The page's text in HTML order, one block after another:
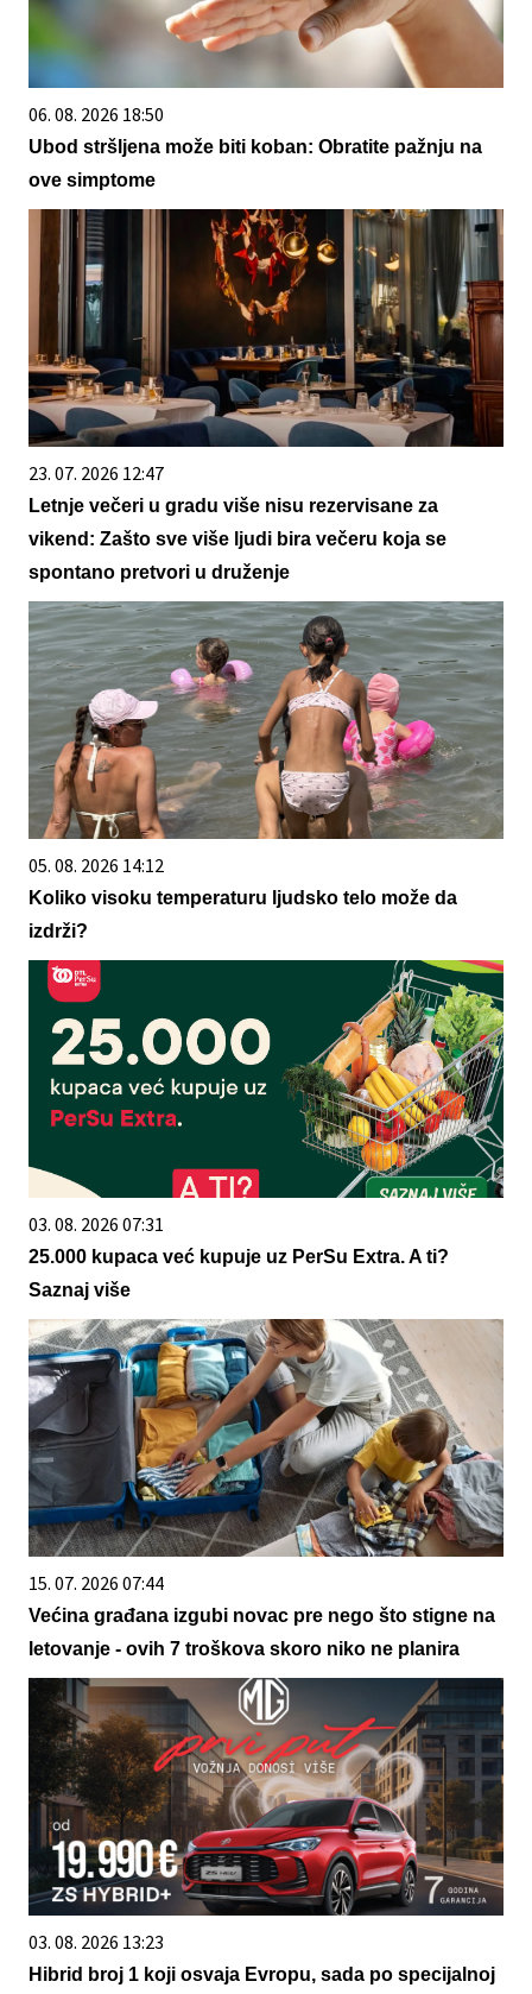
06. 08. 2026 18:50
Ubod stršljena može biti koban: Obratite pažnju na
ove simptome
23. 07. 2026 12:47
Letnje večeri u gradu više nisu rezervisane za
vikend: Zašto sve više ljudi bira večeru koja se
spontano pretvori u druženje
05. 08. 2026 14:12
Koliko visoku temperaturu ljudsko telo može da
izdrži?
03. 08. 2026 07:31
25.000 kupaca već kupuje uz PerSu Extra. A ti?
Saznaj više
15. 07. 2026 07:44
Većina građana izgubi novac pre nego što stigne na
letovanje - ovih 7 troškova skoro niko ne planira
03. 08. 2026 13:23
Hibrid broj 1 koji osvaja Evropu, sada po specijalnoj